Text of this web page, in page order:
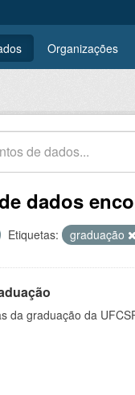
Organizações
dados
Etiquetas: graduação
da graduação da